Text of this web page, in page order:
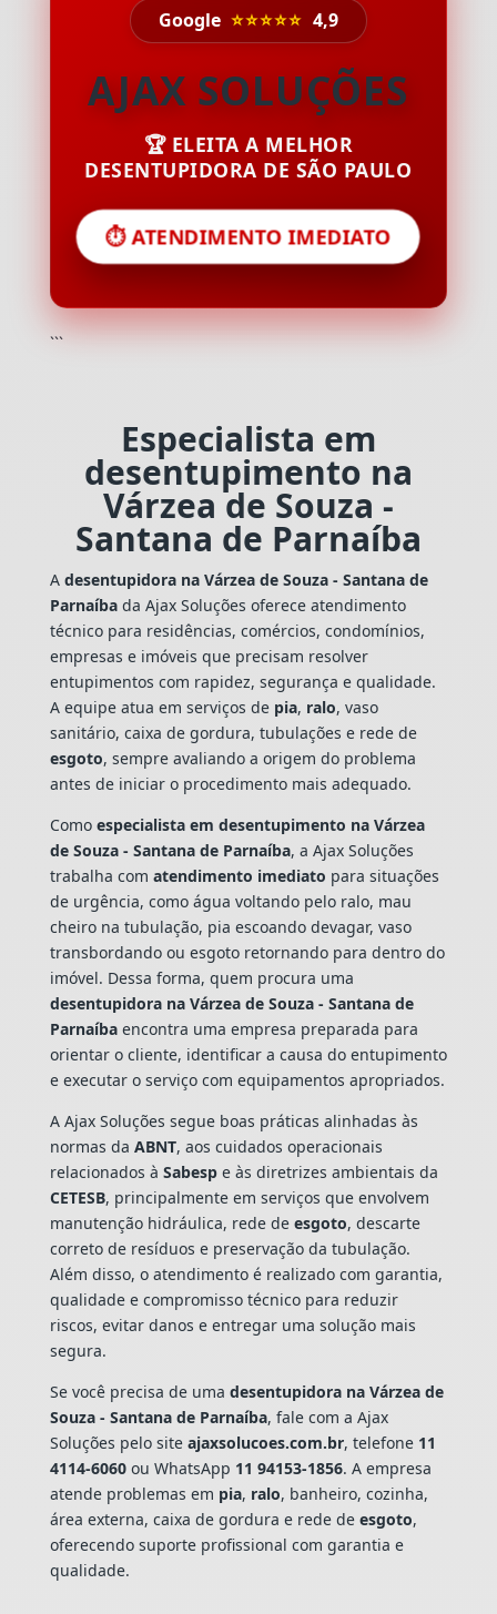
Google ⭐⭐⭐⭐⭐ 4,9
AJAX SOLUÇÕES
🏆 ELEITA A MELHOR
DESENTUPIDORA DE SÃO PAULO
⏱️ ATENDIMENTO IMEDIATO
```
Especialista em
desentupimento na
Várzea de Souza -
Santana de Parnaíba
A desentupidora na Várzea de Souza - Santana de
Parnaíbada Ajax Soluções oferece atendimento
técnico para residências, comércios, condomínios,
empresas e imóveis que precisam resolver
entupimentos com rapidez, segurança e qualidade.
A equipe atua em serviços de pia, ralo, vaso
sanitário, caixa de gordura, tubulações e rede de
esgoto, sempre avaliando a origem do problema
antes de iniciar o procedimento mais adequado.
Como especialista em desentupimento na Várzea
de Souza - Santana de Parnaíba, a Ajax Soluções
trabalha com atendimento imediato para situações
de urgência, como água voltando pelo ralo, mau
cheiro na tubulação, pia escoando devagar, vaso
transbordando ou esgoto retornando para dentro do
imóvel. Dessa forma, quem procura uma
desentupidora na Várzea de Souza - Santana de
Parnaíbaencontra uma empresa preparada para
orientar o cliente, identificar a causa do entupimento
e executar o serviço com equipamentos apropriados.
A Ajax Soluções segue boas práticas alinhadas às
normas da ABNT, aos cuidados operacionais
relacionados à Sabespe às diretrizes ambientais da
CETESB, principalmente em serviços que envolvem
manutenção hidráulica, rede de esgoto, descarte
correto de resíduos e preservação da tubulação.
Além disso, o atendimento é realizado com garantia,
qualidade e compromisso técnico para reduzir
riscos, evitar danos e entregar uma solução mais
segura.
Se você precisa de uma desentupidora na Várzea de
Souza - Santana de Parnaíba, fale com a Ajax
Soluções pelo site ajaxsolucoes.com.br, telefone 11
4114-6060ou WhatsApp 11 94153-1856. A empresa
atende problemas em pia, ralo, banheiro, cozinha,
área externa, caixa de gordura e rede de esgoto,
oferecendo suporte profissional com garantia e
qualidade.